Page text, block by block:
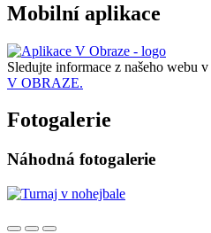
Mobilní aplikace
Sledujte informace z našeho webu v
V OBRAZE.
Fotogalerie
Náhodná fotogalerie